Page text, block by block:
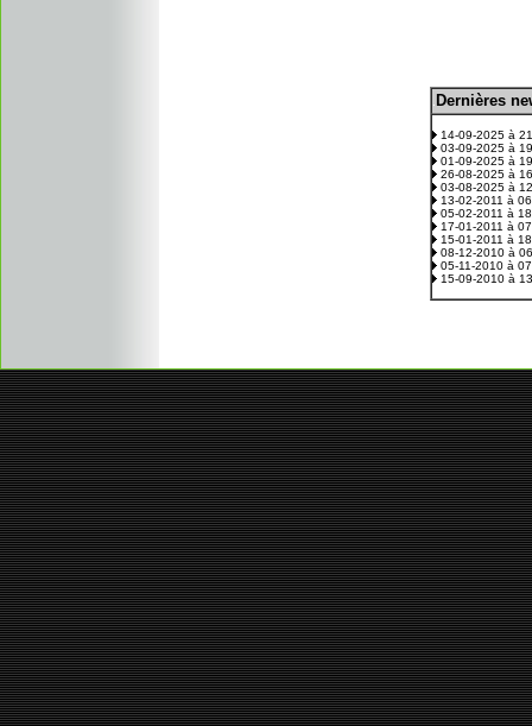
Dernières
14-09-2025 à
03-09-2025 à
01-09-2025 à
26-08-2025 à
03-08-2025 à
13-02-2011 à
05-02-2011 à
17-01-2011 à
15-01-2011 à
08-12-2010 à
05-11-2010 à
15-09-2010 à